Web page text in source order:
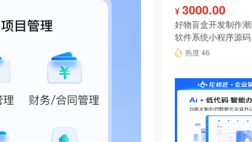
¥ 3000.00
好物盲盒开发制作
软件系统小程序源码
热度 46